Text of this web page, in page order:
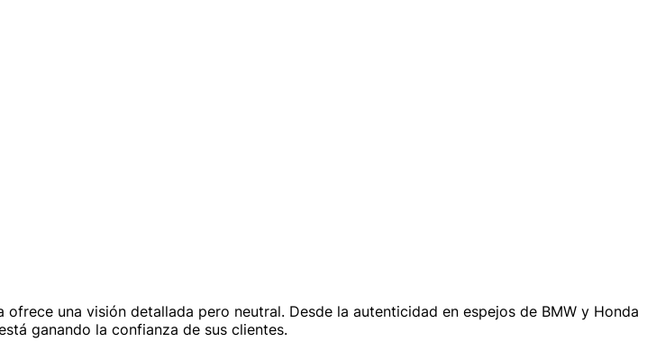
una visión detallada pero neutral. Desde la autenticidad en espejos de BMW y Honda
ganando la confianza de sus clientes.